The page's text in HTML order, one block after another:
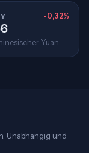
-0,32%
Yuan
Unabhängig und